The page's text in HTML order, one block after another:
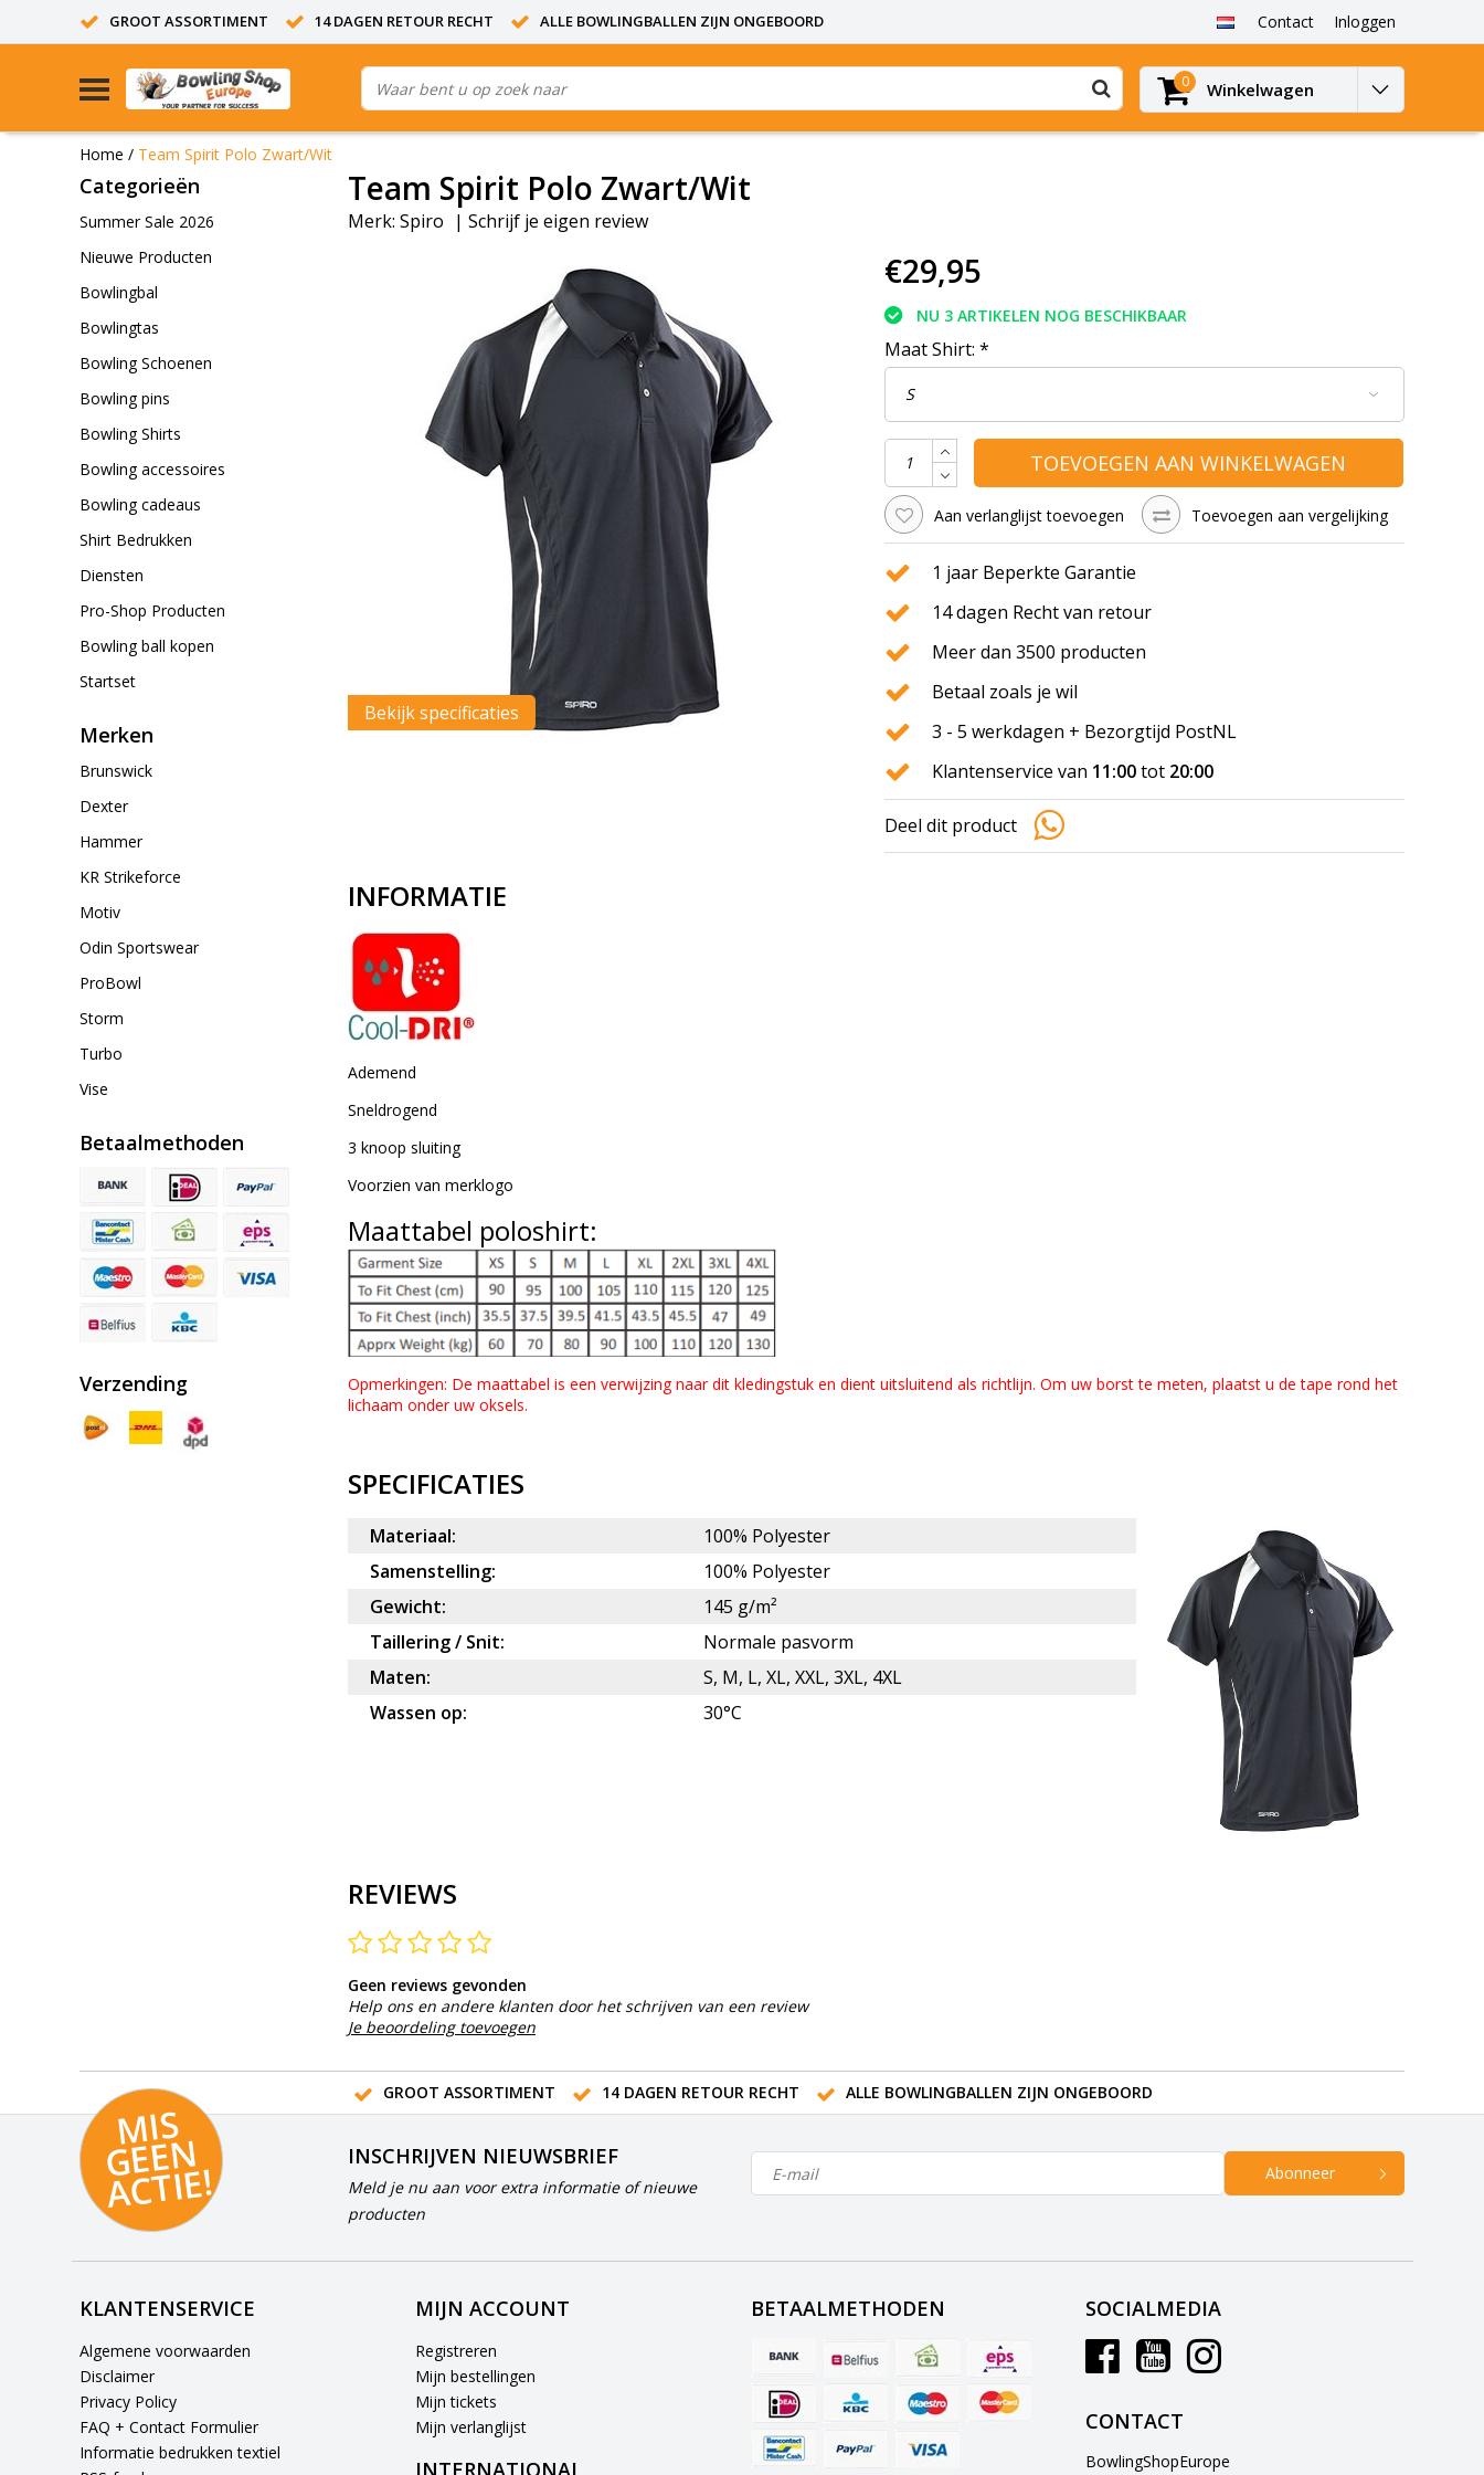
GROOT ASSORTIMENT 14 DAGEN RETOUR RECHT ALLE BOWLINGBALLEN ZIJN ONGEBOORD Contact Inloggen
0 Winkelwagen
Home / Team Spirit Polo Zwart/Wit
Categorieën
Summer Sale 2026
Nieuwe Producten
Bowlingbal
Bowlingtas
Bowling Schoenen
Bowling pins
Bowling Shirts
Bowling accessoires
Bowling cadeaus
Shirt Bedrukken
Diensten
Pro-Shop Producten
Bowling ball kopen
Startset
Merken
Brunswick
Dexter
Hammer
KR Strikeforce
Motiv
Odin Sportswear
ProBowl
Storm
Turbo
Vise
Betaalmethoden
Verzending
Team Spirit Polo Zwart/Wit
Merk: Spiro | Schrijf je eigen review
Bekijk specificaties
€29,95
NU 3 ARTIKELEN NOG BESCHIKBAAR
Maat Shirt: *
TOEVOEGEN AAN WINKELWAGEN
Aan verlanglijst toevoegen Toevoegen aan vergelijking
1 jaar Beperkte Garantie
14 dagen Recht van retour
Meer dan 3500 producten
Betaal zoals je wil
3 - 5 werkdagen + Bezorgtijd PostNL
Klantenservice van 11:00tot 20:00
Deel dit product
INFORMATIE
Ademend
Sneldrogend
3 knoop sluiting
Voorzien van merklogo
Maattabel poloshirt:
Opmerkingen: De maattabel is een verwijzing naar dit kledingstuk en dient uitsluitend als richtlijn. Om uw borst te meten, plaatst u de tape rond het
lichaam onder uw oksels.
SPECIFICATIES
Materiaal:
100% Polyester
Samenstelling:
100% Polyester
Gewicht:
145 g/m²
Taillering / Snit:
Normale pasvorm
Maten:
S, M, L, XL, XXL, 3XL, 4XL
Wassen op:
30°C
REVIEWS
Geen reviews gevonden
Help ons en andere klanten door het schrijven van een review
Je beoordeling toevoegen
GROOT ASSORTIMENT 14 DAGEN RETOUR RECHT ALLE BOWLINGBALLEN ZIJN ONGEBOORD
MI
S
G
E
E
N
A
C
TI
E!
INSCHRIJVEN NIEUWSBRIEF
Meld je nu aan voor extra informatie of nieuwe
producten
Abonneer
KLANTENSERVICE
Algemene voorwaarden
Disclaimer
Privacy Policy
FAQ + Contact Formulier
Informatie bedrukken textiel
MIJN ACCOUNT
Registreren
Mijn bestellingen
Mijn tickets
Mijn verlanglijst
BETAALMETHODEN SOCIALMEDIA
CONTACT
BowlingShopEurope